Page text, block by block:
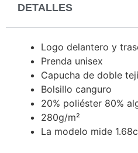
DETALLES
Logo delantero y
Prenda unisex
Capucha de doble
Bolsillo canguro
20% poliéster 80%
280g/m²
La modelo mide